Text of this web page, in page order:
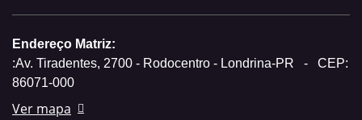
Endereço Matriz:
:Av. Tiradentes, 2700 - Rodocentro - Londrina-PR
-
CEP:
86071-000
Ver mapa